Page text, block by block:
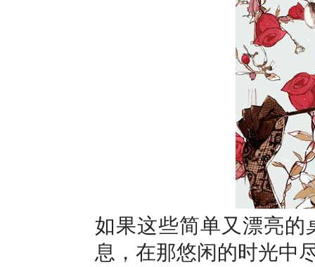
如果这些简单又漂亮的
息，在那悠闲的时光中